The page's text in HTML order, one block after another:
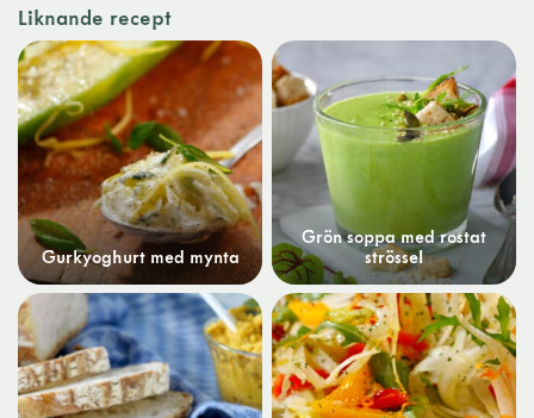
Liknande recept
Gurkyoghurt med mynta
Grön soppa med rostat
strössel